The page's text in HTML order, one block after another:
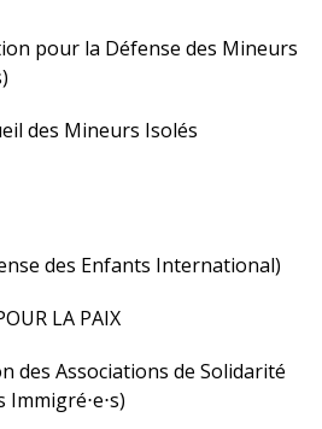
pour la Défense des Mineurs
des Mineurs Isolés
des Enfants International)
LA PAIX
des Associations de Solidarité
Immigré⋅e⋅s)